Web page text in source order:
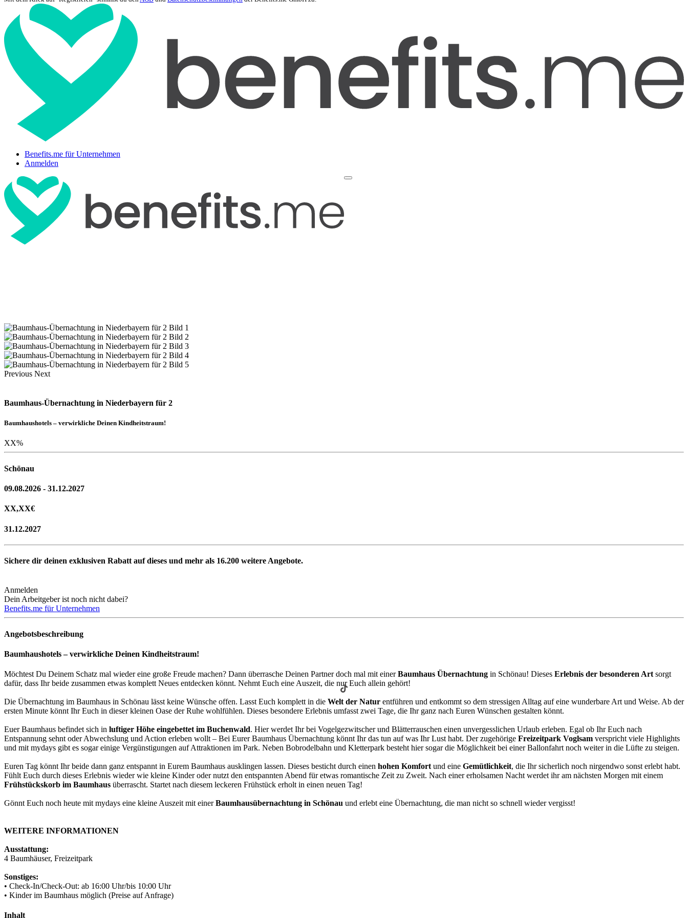
Benefits.me für Unternehmen
Anmelden
Previous Next
Baumhaus-Übernachtung in Niederbayern für 2
Baumhaushotels – verwirkliche Deinen Kindheitstraum!
XX%
Schönau
09.08.2026 - 31.12.2027
XX,XX€
31.12.2027
Sichere dir deinen exklusiven Rabatt auf dieses und mehr als 16.200 weitere Angebote.
Anmelden
Dein Arbeitgeber ist noch nicht dabei?
Benefits.me für Unternehmen
Angebotsbeschreibung
Baumhaushotels – verwirkliche Deinen Kindheitstraum!
Möchtest Du Deinem Schatz mal wieder eine große Freude machen? Dann überrasche Deinen Partner doch mal mit einerBaumhaus Übernachtung in Schönau! Dieses Erlebnis der besonderen Art sorgt
dafür, dass Ihr beide zusammen etwas komplett Neues entdecken könnt. Nehmt Euch eine Auszeit, die nur Euch allein gehört!
Die Übernachtung im Baumhaus in Schönau lässt keine Wünsche offen. Lasst Euch komplett in die Welt der Natur entführen und entkommt so dem stressigen Alltag auf eine wunderbare Art und Weise. Ab der
ersten Minute könnt Ihr Euch in dieser kleinen Oase der Ruhe wohlfühlen. Dieses besondere Erlebnis umfasst zwei Tage, die Ihr ganz nach Euren Wünschen gestalten könnt.
Euer Baumhaus befindet sich in luftiger Höhe eingebettet im Buchenwald. Hier werdet Ihr bei Vogelgezwitscher und Blätterrauschen einen unvergesslichen Urlaub erleben. Egal ob Ihr Euch nach
Entspannung sehnt oder Abwechslung und Action erleben wollt – Bei Eurer Baumhaus Übernachtung könnt Ihr das tun auf was Ihr Lust habt. Der zugehörige Freizeitpark Voglsam verspricht viele Highlights
und mit mydays gibt es sogar einige Vergünstigungen auf Attraktionen im Park. Neben Bobrodelbahn und Kletterpark besteht hier sogar die Möglichkeit bei einer Ballonfahrt noch weiter in die Lüfte zu steigen.
Euren Tag könnt Ihr beide dann ganz entspannt in Eurem Baumhaus ausklingen lassen. Dieses besticht durch einen hohen Komfort und eine Gemütlichkeit, die Ihr sicherlich noch nirgendwo sonst erlebt habt.
Fühlt Euch durch dieses Erlebnis wieder wie kleine Kinder oder nutzt den entspannten Abend für etwas romantische Zeit zu Zweit. Nach einer erholsamen Nacht werdet ihr am nächsten Morgen mit einem
Frühstückskorb im Baumhaus überrascht. Startet nach diesem leckeren Frühstück erholt in einen neuen Tag!
Gönnt Euch noch heute mit mydays eine kleine Auszeit mit einerBaumhausübernachtung in Schönau und erlebt eine Übernachtung, die man nicht so schnell wieder vergisst!
WEITERE INFORMATIONEN
Ausstattung:
4 Baumhäuser, Freizeitpark
Sonstiges:
• Check-In/Check-Out: ab 16:00 Uhr/bis 10:00 Uhr
• Kinder im Baumhaus möglich (Preise auf Anfrage)
Inhalt